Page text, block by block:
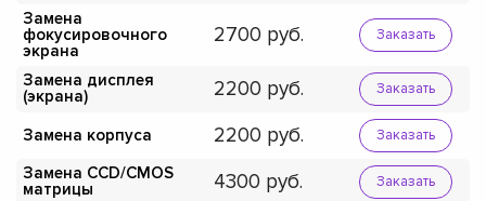
Замена
фокусировочного
экрана
2700 Заказать
Замена дисплея
(экрана)
2200 Заказать
Замена корпуса 2200 Заказать
Замена CCD/CMOS
матрицы
4300 Заказать